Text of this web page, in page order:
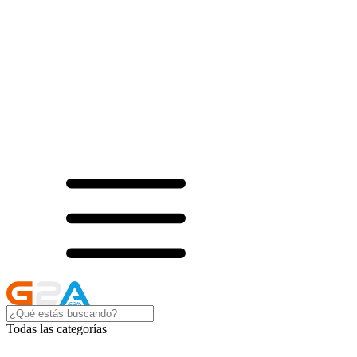
Todas las categorías